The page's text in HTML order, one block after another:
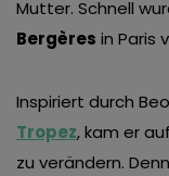
Mutter. Schnell
Bergères in Paris
Inspiriert durch
Tropez, kam er
zu verändern.